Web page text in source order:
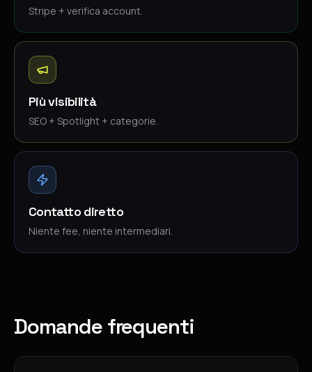
Stripe + verifica account.
Più visibilità
SEO + Spotlight + categorie.
Contatto diretto
Niente fee, niente intermediari.
Domande frequenti